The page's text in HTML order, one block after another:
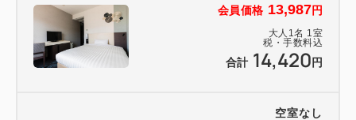
■ホテル駐車場のご案内■
ホテル敷地内に駐車場をご用意しております。（料
金：1,500円(税込)/泊）
会員価格 13,987円
大人 1 名 1 室
税・手数料込
合計 14,420 円
空室なし